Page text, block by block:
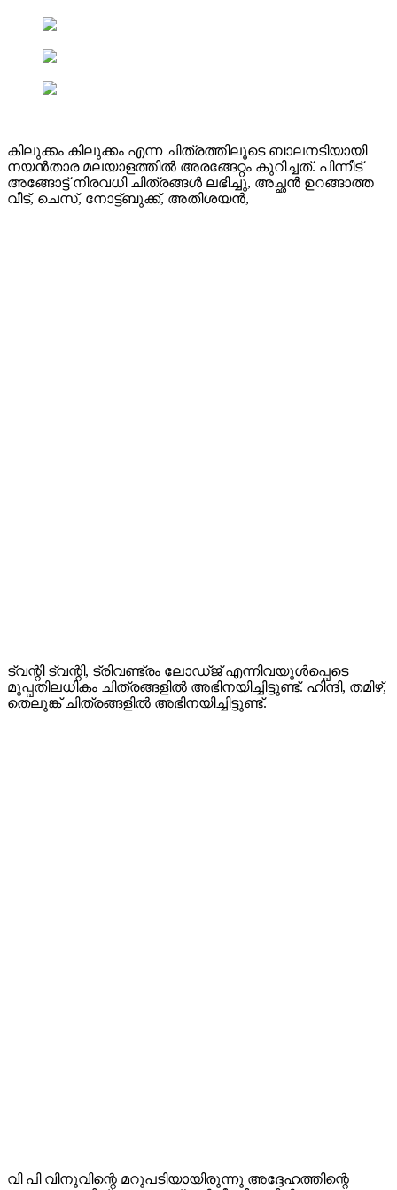
കിലുക്കം കിലുക്കം എന്ന ചിത്രത്തിലൂടെ ബാലനടിയായി
നയൻ‌താര മലയാളത്തിൽ അരങ്ങേറ്റം കുറിച്ചത്. പിന്നീട്
അങ്ങോട്ട്‌ നിരവധി ചിത്രങ്ങള്‍ ലഭിച്ചു, അച്ഛന്‍ ഉറങ്ങാത്ത
വീട്, ചെസ്, നോട്ട്ബുക്ക്, അതിശയന്‍,
ട്വന്റി ട്വന്റി, ട്രിവണ്ട്രം ലോഡ്ജ് എന്നിവയുൾപ്പെടെ
മുപ്പതിലധികം ചിത്രങ്ങളിൽ അഭിനയിച്ചിട്ടുണ്ട്. ഹിന്ദി, തമിഴ്,
തെലുങ്ക് ചിത്രങ്ങളിൽ അഭിനയിച്ചിട്ടുണ്ട്.
വി പി വിനുവിന്റെ മറുപടിയായിരുന്നു അദ്ദേഹത്തിന്റെ